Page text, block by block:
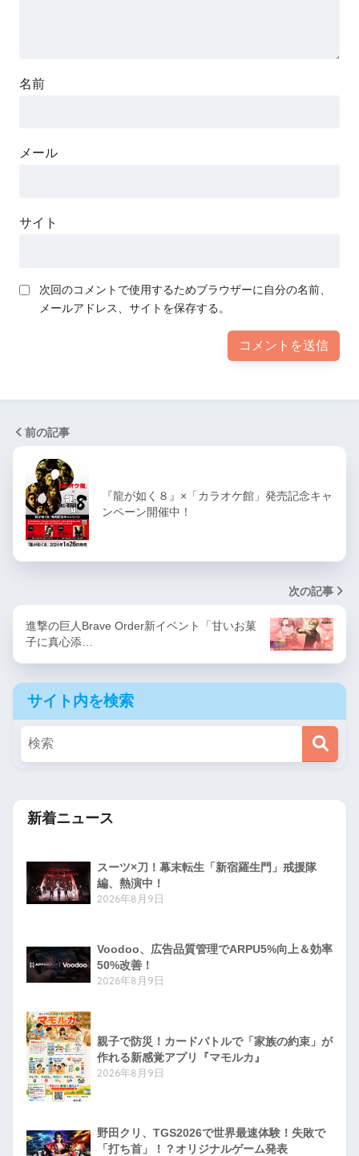
名前
メール
サイト
次回のコメントで使用するためブラウザーに自分の名前、
メールアドレス、サイトを保存する。
前の記事
『龍が如く８』×「カラオケ館」発売記念キャ
ンペーン開催中！
次の記事
進撃の巨人Brave Order新イベント「甘いお菓
子に真心添…
サイト内を検索
新着ニュース
スーツ×刀！幕末転生「新宿羅生門」戒援隊
編、熱演中！
2026年8月9日
Voodoo、広告品質管理でARPU5%向上＆効率
50%改善！
2026年8月9日
親子で防災！カードバトルで「家族の約束」が
作れる新感覚アプリ『マモルカ』
2026年8月9日
野田クリ、TGS2026で世界最速体験！失敗で
「打ち首」！？オリジナルゲーム発表